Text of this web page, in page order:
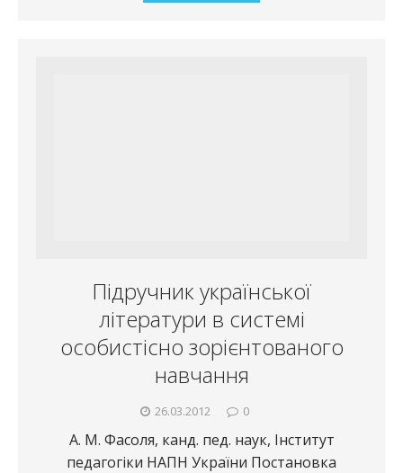
Підручник української
літератури в системі
особистісно зорієнтованого
навчання
26.03.2012 0
А. М. Фасоля, канд. пед. наук, Інститут
педагогіки НАПН України Постановка